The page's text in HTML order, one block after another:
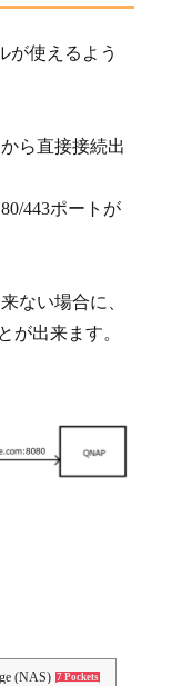
が使えるよう
ら直接接続出
443ポートが
ない場合に、
が出来ます。
(NAS) 7 Pockets